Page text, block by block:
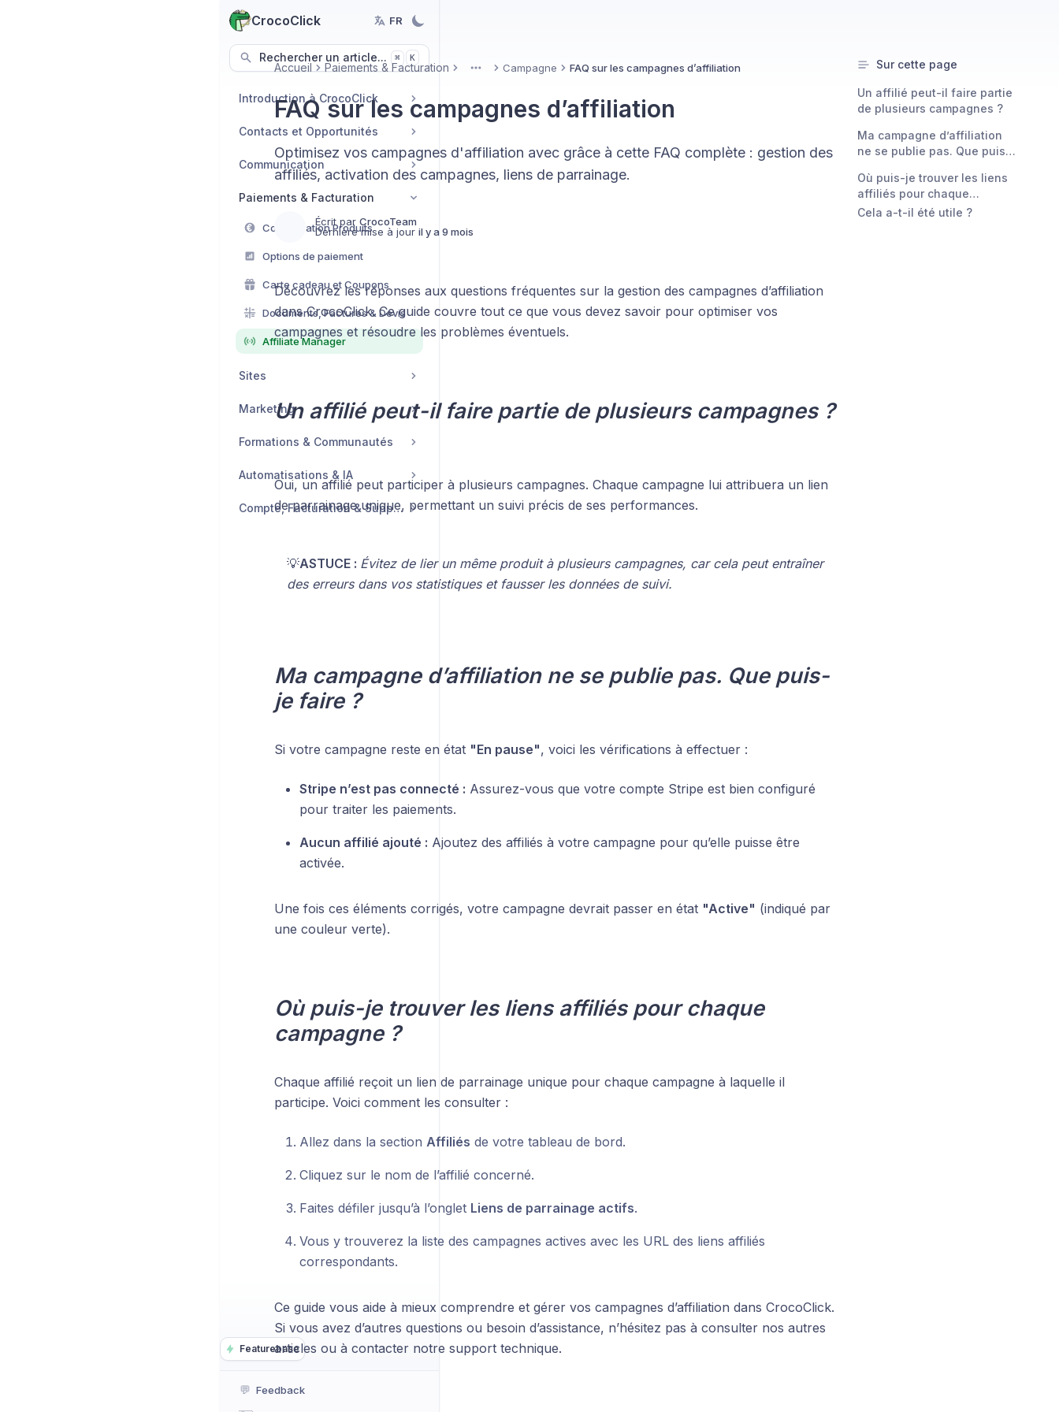
CrocoClick FR
Rechercher un article... ⌘ K
Featurebase
Introduction à CrocoClick
Contacts et Opportunités
Communication
Paiements & Facturation
Configuration Produits
Options de paiement
Carte cadeau et Coupons
Documents, Factures & Devis
Affiliate Manager
Sites
Marketing
Formations & Communautés
Automatisations & IA
Compte, Facturation & Support
💬 Feedback
Accueil Paiements & Facturation More Campagne FAQ sur les campagnes d’affiliation
FAQ sur les campagnes d’affiliation
Optimisez vos campagnes d'affiliation avec grâce à cette FAQ complète : gestion des
affiliés, activation des campagnes, liens de parrainage.
Écrit par CrocoTeam
Dernière mise à jour il y a 9 mois
Découvrez les réponses aux questions fréquentes sur la gestion des campagnes d’affiliation
dans CrocoClick. Ce guide couvre tout ce que vous devez savoir pour optimiser vos
campagnes et résoudre les problèmes éventuels.
Un affilié peut-il faire partie de plusieurs campagnes ?
Oui, un affilié peut participer à plusieurs campagnes. Chaque campagne lui attribuera un lien
de parrainage unique, permettant un suivi précis de ses performances.
💡ASTUCE : Évitez de lier un même produit à plusieurs campagnes, car cela peut entraîner
des erreurs dans vos statistiques et fausser les données de suivi.
Ma campagne d’affiliation ne se publie pas. Que puis-
je faire ?
Si votre campagne reste en état "En pause", voici les vérifications à effectuer :
Stripe n’est pas connecté : Assurez-vous que votre compte Stripe est bien configuré
pour traiter les paiements.
Aucun affilié ajouté : Ajoutez des affiliés à votre campagne pour qu’elle puisse être
activée.
Une fois ces éléments corrigés, votre campagne devrait passer en état "Active" (indiqué par
une couleur verte).
Où puis-je trouver les liens affiliés pour chaque
campagne ?
Chaque affilié reçoit un lien de parrainage unique pour chaque campagne à laquelle il
participe. Voici comment les consulter :
Allez dans la section Affiliés de votre tableau de bord.
Cliquez sur le nom de l’affilié concerné.
Faites défiler jusqu’à l’onglet Liens de parrainage actifs.
Vous y trouverez la liste des campagnes actives avec les URL des liens affiliés
correspondants.
Ce guide vous aide à mieux comprendre et gérer vos campagnes d’affiliation dans CrocoClick.
Si vous avez d’autres questions ou besoin d’assistance, n’hésitez pas à consulter nos autres
articles ou à contacter notre support technique.
Sur cette page
Un affilié peut-il faire partie
de plusieurs campagnes ?
Ma campagne d’affiliation
ne se publie pas. Que puis-
Où puis-je trouver les liens
affiliés pour chaque
campagne ?
Cela a-t-il été utile ?